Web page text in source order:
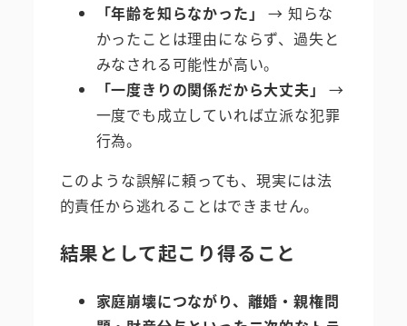
「年齢を知らなかった」
→ 知らな
かったことは理由にならず、過失と
みなされる可能性が高い。
「一度きりの関係だから大丈夫」
→
一度でも成立していれば立派な犯罪
行為。
このような誤解に頼っても、現実には法
的責任から逃れることはできません。
結果として起こり得ること
家庭崩壊につながり、離婚・親権問